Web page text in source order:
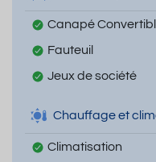
Canapé
Fauteuil
Jeux de société
Chauffage et
Climatisation